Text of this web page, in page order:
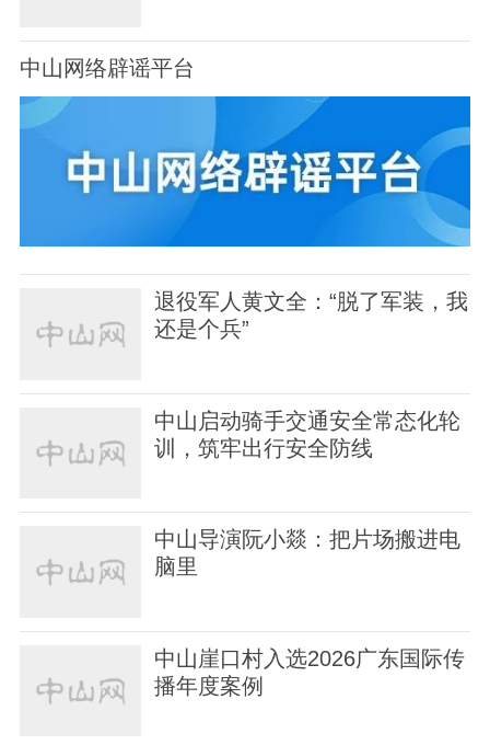
中山网络辟谣平台
退役军人黄文全：“脱了军装，我
还是个兵”
中山启动骑手交通安全常态化轮
训，筑牢出行安全防线
中山导演阮小燚：把片场搬进电
脑里
中山崖口村入选2026广东国际传
播年度案例